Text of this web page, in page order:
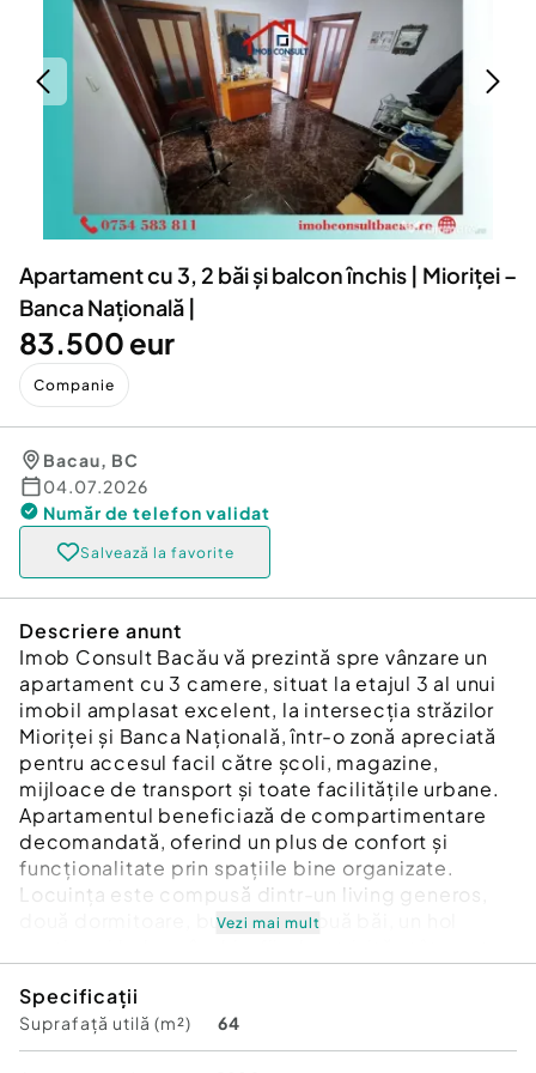
Servicii
Animale de companie
Afaceri și echipamente profesionale
Inchiriere Bunuri si Vehicule
Utilaje agricole si industriale
Piese auto si accesorii
Dacia Duster
Apartament cu 3, 2 băi și balcon închis | Mioriței –
Banca Națională |
83.500 eur
Companie
Bacau, BC
04.07.2026
Număr de telefon validat
Salvează la favorite
Descriere anunt
Imob Consult Bacău vă prezintă spre vânzare un
apartament cu 3 camere, situat la etajul 3 al unui
imobil amplasat excelent, la intersecția străzilor
Mioriței și Banca Națională, într-o zonă apreciată
pentru accesul facil către școli, magazine,
mijloace de transport și toate facilitățile urbane.
Apartamentul beneficiază de compartimentare
decomandată, oferind un plus de confort și
funcționalitate prin spațiile bine organizate.
Locuința este compusă dintr-un living generos,
două dormitoare, bucătărie, două băi, un hol
cămin confortabil într-o zonă foarte bine
poziționată.
Din punct de vedere al dotărilor, proprietatea
Vezi mai mult
Specificații
Suprafață utilă (m²) 64